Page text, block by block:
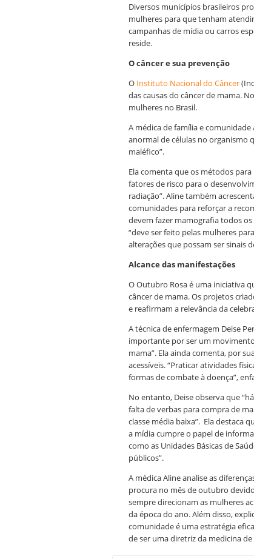
Diversos municípios brasileiros
mulheres para que tenham
campanhas de mídia ou carros
reside.
O câncer e sua prevenção
O Instituto Nacional do Câncer
das causas do câncer de mama.
mulheres no Brasil.
A médica de família e comunidade
anormal de células no organismo
maléfico”.
Ela comenta que os métodos
fatores de risco para o
radiação”. Aline também
comunidades para reforçar a
devem fazer mamografia todos
“deve ser feito pelas mulheres
alterações que possam ser sinais
Alcance das manifestações
O Outubro Rosa é uma iniciativa
câncer de mama. Os projetos
e reafirmam a relevância da
A técnica de enfermagem Deise
importante por ser um
mama”. Ela ainda comenta, por
acessíveis. “Praticar atividades
formas de combate à doença”,
No entanto, Deise observa que
falta de verbas para compra de
classe média baixa”. Ela destaca
a mídia cumpre o papel de
como as Unidades Básicas de
públicos”.
A médica Aline analise as
procura no mês de outubro
sempre direcionam as mulheres
da época do ano. Além disso,
comunidade é uma estratégia
de ser uma diretriz da medicina de